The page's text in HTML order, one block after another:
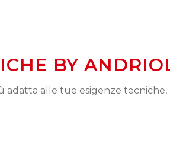
BY
alle tue esigenze